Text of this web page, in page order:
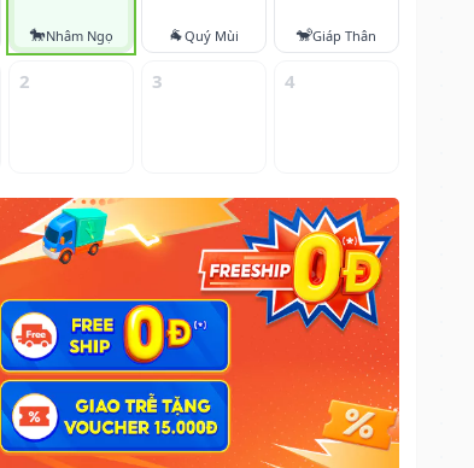
🐎Nhâm Ngọ 🐐Quý Mùi 🐒Giáp Thân
2 3 4